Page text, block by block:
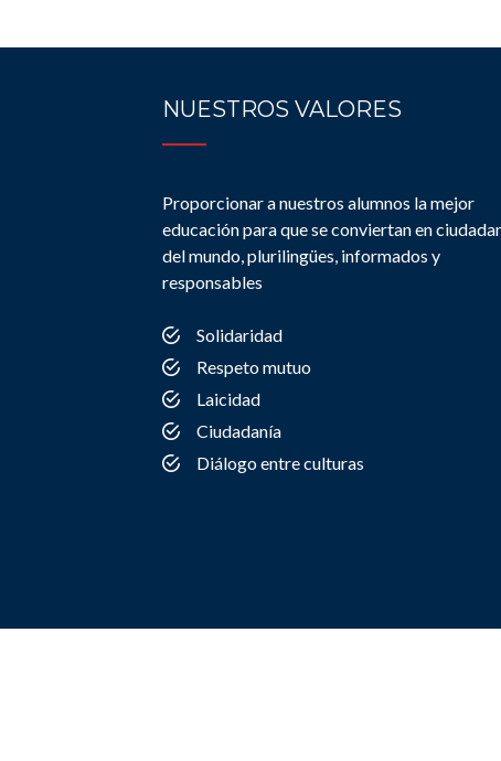
NUESTROS VALORES
Proporcionar a nuestros alumnos la mejor
educación para que se conviertan en
del mundo, plurilingües, informados y
responsables
Solidaridad
Respeto mutuo
Laicidad
Ciudadanía
Diálogo entre culturas